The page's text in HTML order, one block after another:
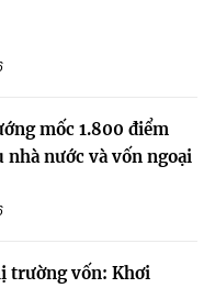
mốc 1.800 điểm
nhà nước và vốn ngoại
trường vốn: Khơi